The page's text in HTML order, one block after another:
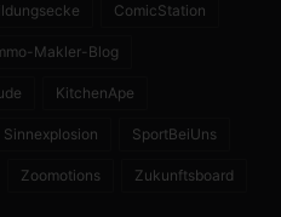
ComicStation
Makler-Blog
KitchenApe
Sinnexplosion SportBeiUns
Zoomotions Zukunftsboard